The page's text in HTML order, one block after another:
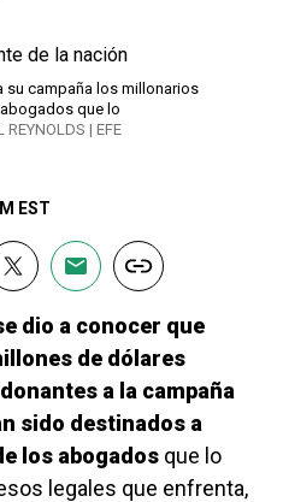
su campaña los millonarios
que lo
| EFE
EST
dio a conocer que
de dólares
a la campaña
sido destinados a
los abogados que lo
legales que enfrenta,